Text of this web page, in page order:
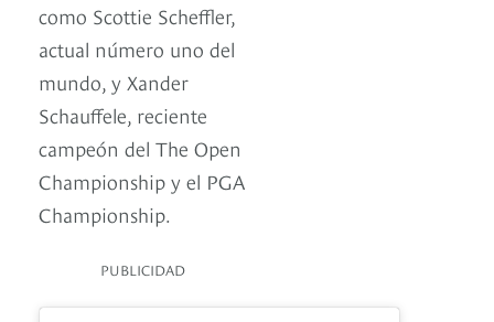
como Scottie Scheffler,
actual número uno del
mundo, y Xander
Schauffele, reciente
campeón del The Open
Championship y el PGA
Championship.
PUBLICIDAD